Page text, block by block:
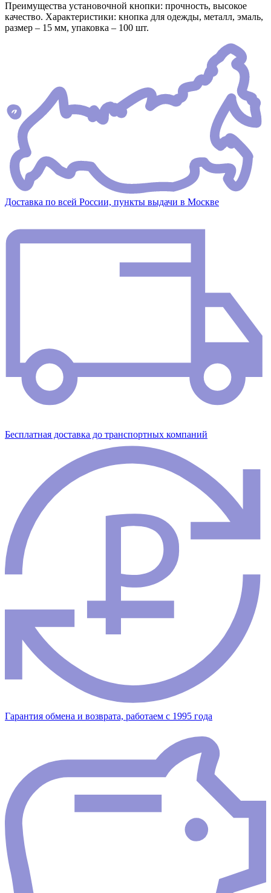
Преимущества установочной кнопки: прочность, высокое
качество. Характеристики: кнопка для одежды, металл, эмаль,
размер – 15 мм, упаковка – 100 шт.
Доставка по всей России, пункты выдачи в Москве
Бесплатная доставка до транспортных компаний
Гарантия обмена и возврата, работаем с 1995 года